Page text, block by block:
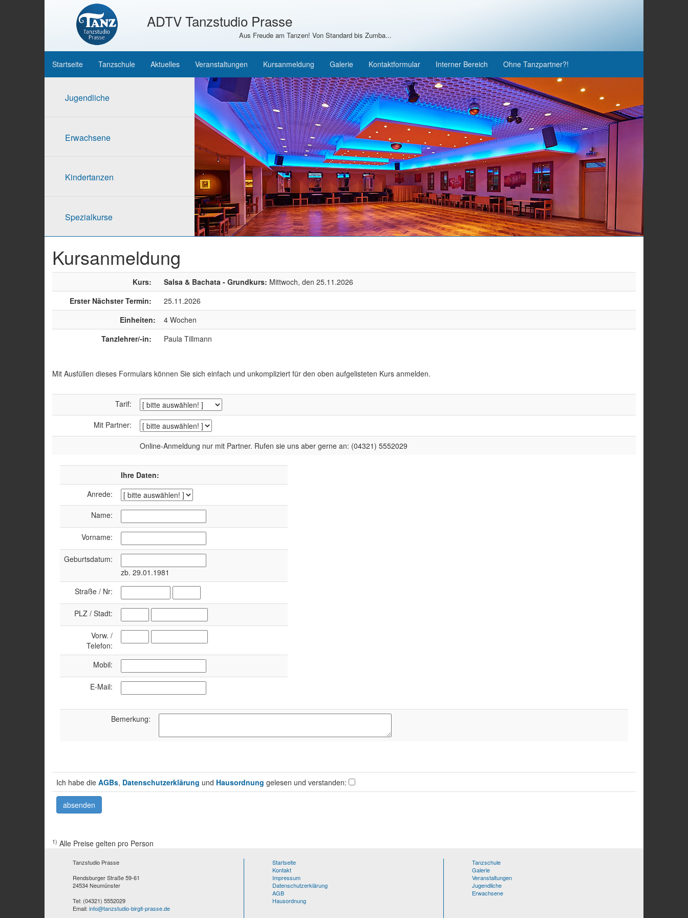
ADTV Tanzstudio Prasse
Aus Freude am Tanzen! Von Standard bis Zumba...
Startseite Tanzschule Aktuelles Veranstaltungen Kursanmeldung Galerie Kontaktformular Interner Bereich Ohne Tanzpartner?!
Jugendliche
Erwachsene
Kindertanzen
Spezialkurse
Kursanmeldung
Kurs: Salsa & Bachata - Grundkurs: Mittwoch, den 25.11.2026
Erster Nächster Termin:
25.11.2026
Einheiten:
4 Wochen
Tanzlehrer/-in:
Paula Tillmann
Mit Ausfüllen dieses Formulars können Sie sich einfach und unkompliziert für den oben aufgelisteten Kurs anmelden.
Tarif:
Mit Partner:
Online-Anmeldung nur mit Partner. Rufen sie uns aber gerne an: (04321) 5552029
Ihre Daten:
Anrede:
Name:
Vorname:
Geburtsdatum:
zb. 29.01.1981
Straße / Nr:
PLZ / Stadt:
Vorw. /
Telefon:
Mobil:
E-Mail:
Bemerkung:
Ich habe die AGBs, Datenschutzerklärung und Hausordnung gelesen und verstanden:
1) Alle Preise gelten pro Person
Tanzstudio Prasse
Rendsburger Straße 59-61
24534 Neumünster
Tel: (04321) 5552029
Email: info@tanzstudio-birgit-prasse.de
Startseite
Kontakt
Impressum
Datenschutzerklärung
AGB
Hausordnung
Tanzschule
Galerie
Veranstaltungen
Jugendliche
Erwachsene